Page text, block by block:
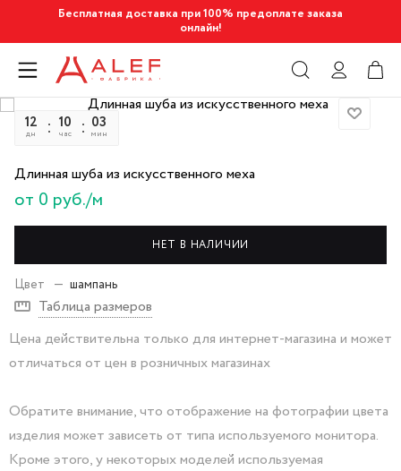
Бесплатная доставка при 100% предоплате заказа
онлайн!
12
дн
10
час
03
мин
Длинная шуба из искусственного меха
от 0 руб./м
НЕТ В НАЛИЧИИ
Цвет — шампань
Таблица размеров
Цена действительна только для интернет-магазина и может
отличаться от цен в розничных магазинах
Обратите внимание, что отображение на фотографии цвета
изделия может зависеть от типа используемого монитора.
Кроме этого, у некоторых моделей используемая